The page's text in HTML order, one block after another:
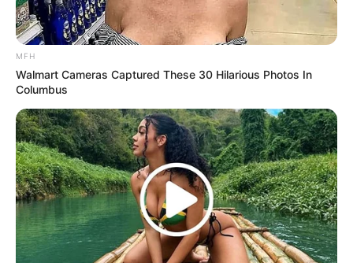
MFH
Walmart Cameras Captured These 30 Hilarious Photos In
Columbus